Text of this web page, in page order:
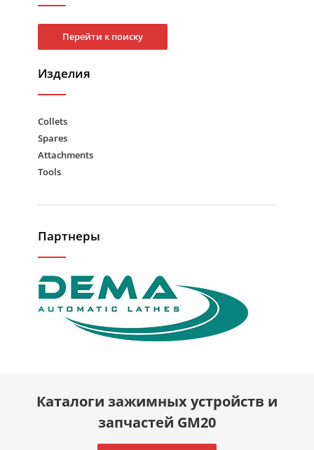
Перейти к поиску
Изделия
Collets
Spares
Attachments
Tools
Партнеры
Каталоги зажимных устройств и
запчастей GM20